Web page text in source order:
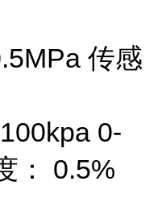
传感
0-
： 0.5%